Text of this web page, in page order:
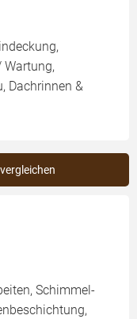
Wartung,
Dachrinnen &
Schimmel-